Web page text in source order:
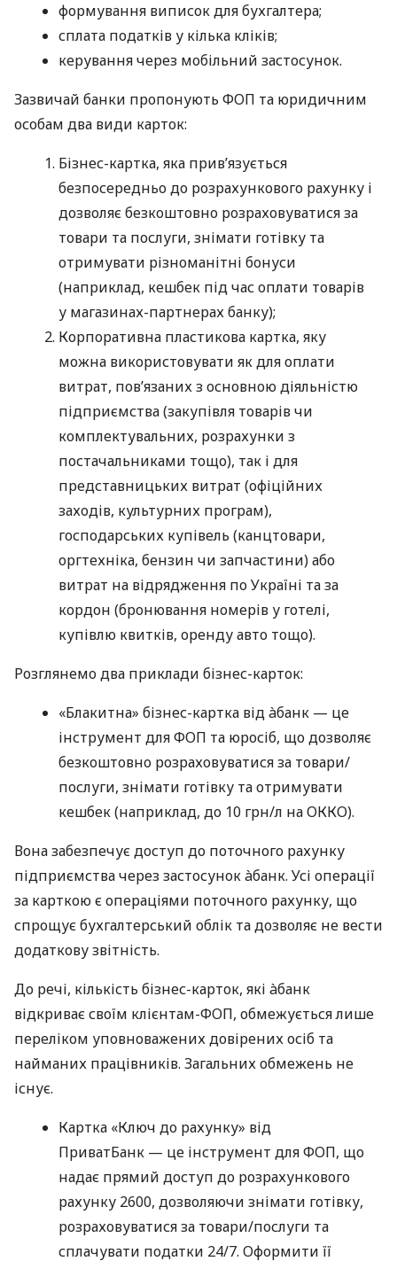
формування виписок для бухгалтера;
сплата податків у кілька кліків;
керування через мобільний застосунок.
Зазвичай банки пропонують ФОП та юридичним
особам два види карток:
Бізнес-картка, яка прив’язується
безпосередньо до розрахункового рахунку і
дозволяє безкоштовно розраховуватися за
товари та послуги, знімати готівку та
отримувати різноманітні бонуси
(наприклад, кешбек під час оплати товарів
у магазинах-партнерах банку);
Корпоративна пластикова картка, яку
можна використовувати як для оплати
витрат, пов’язаних з основною діяльністю
підприємства (закупівля товарів чи
комплектувальних, розрахунки з
постачальниками тощо), так і для
представницьких витрат (офіційних
заходів, культурних програм),
господарських купівель (канцтовари,
оргтехніка, бензин чи запчастини) або
витрат на відрядження по Україні та за
кордон (бронювання номерів у готелі,
купівлю квитків, оренду авто тощо).
Розглянемо два приклади бізнес-карток:
«Блакитна» бізнес-картка від àбанк — це
інструмент для ФОП та юросіб, що дозволяє
безкоштовно розраховуватися за товари/
послуги, знімати готівку та отримувати
кешбек (наприклад, до 10 грн/л на ОККО).
Вона забезпечує доступ до поточного рахунку
підприємства через застосунок àбанк. Усі операції
за карткою є операціями поточного рахунку, що
спрощує бухгалтерський облік та дозволяє не вести
додаткову звітність.
До речі, кількість бізнес-карток, які àбанк
відкриває своїм клієнтам-ФОП, обмежується лише
переліком уповноважених довірених осіб та
найманих працівників. Загальних обмежень не
існує.
Картка «Ключ до рахунку» від
ПриватБанк — це інструмент для ФОП, що
надає прямий доступ до розрахункового
рахунку 2600, дозволяючи знімати готівку,
розраховуватися за товари/послуги та
сплачувати податки 24/7. Оформити її